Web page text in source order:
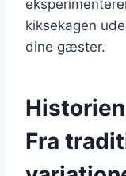
kiksekagen
dine gæster.
Fra